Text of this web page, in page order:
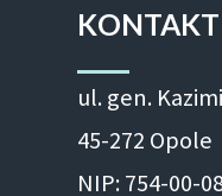
KONTAKT
ul. gen.
45-272 Opole
NIP: 754-00-